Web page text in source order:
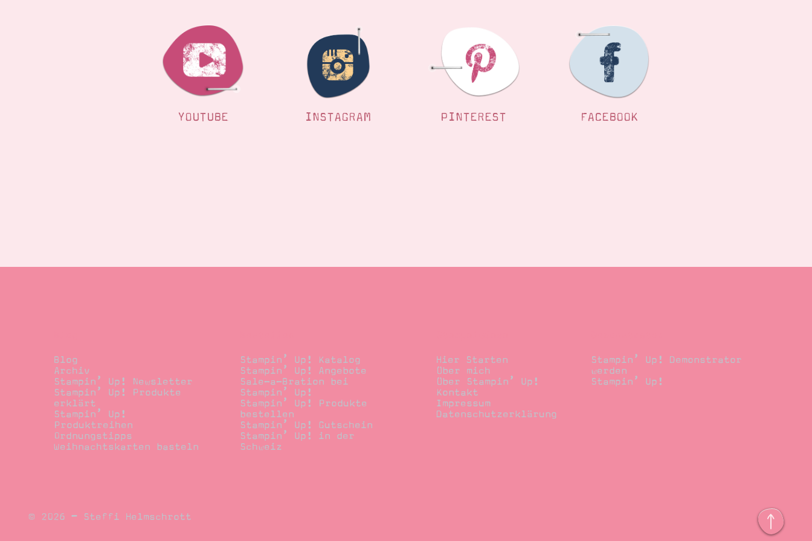
YOUTUBE INSTAGRAM PINTEREST FACEBOOK
Blog
Archiv
Stampin’ Up! Newsletter
Stampin’ Up! Produkte
erklärt
Stampin’ Up!
Produktreihen
Ordnungstipps
Weihnachtskarten basteln
Stampin’ Up! Katalog
Stampin’ Up! Angebote
Sale-a-Bration bei
Stampin’ Up!
Stampin’ Up! Produkte
bestellen
Stampin’ Up! Gutschein
Stampin’ Up! in der
Schweiz
Hier Starten
Über mich
Über Stampin’ Up!
Kontakt
Impressum
Datenschutzerklärung
Stampin’ Up! Demonstrator
werden
Stampin’ Up!
© 2026 – Steffi Helmschrott